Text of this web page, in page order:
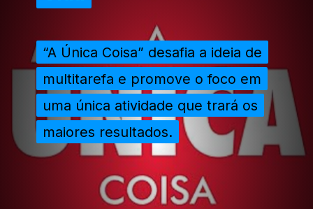
“A Única Coisa” desafia a ideia de
multitarefa e promove o foco em
uma única atividade que trará os
maiores resultados.
“A Única Coisa” desafia a ideia de
multitarefa e promove o foco em
uma única atividade que trará os
maiores resultados.